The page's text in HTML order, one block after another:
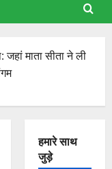
जहां माता सीता ने ली
हमारे साथ
जुड़े